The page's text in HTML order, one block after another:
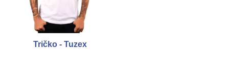
Tričko - Tuzex